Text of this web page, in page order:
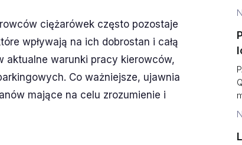
ciężarówek często pozostaje
wpływają na ich dobrostan i całą
aktualne warunki pracy kierowców,
Co ważniejsze, ujawnia
mające na celu zrozumienie i